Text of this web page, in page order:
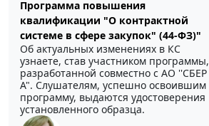
Программа повышения
квалификации "О контрактной
системе в сфере закупок" (44-ФЗ)"
Об актуальных изменениях в КС
узнаете, став участником программы,
разработанной совместно с АО ''СБЕР
А". Слушателям, успешно освоившим
программу, выдаются удостоверения
установленного образца.